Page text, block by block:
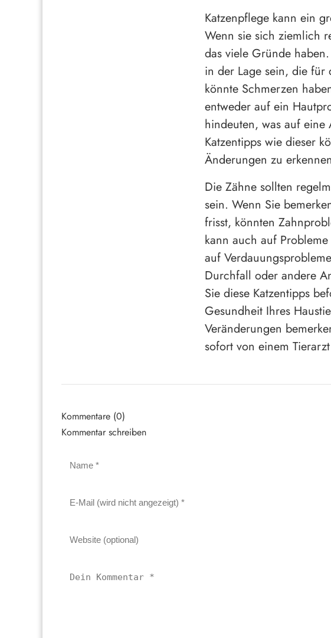
Katzenpflege kann ein
Wenn sie sich ziemlich
das viele Gründe
in der Lage sein, die für
könnte Schmerzen
entweder auf ein
hindeuten, was auf eine
Katzentipps wie dieser
Änderungen zu
Die Zähne sollten
sein. Wenn Sie
frisst, könnten
kann auch auf
auf
Durchfall oder andere
Sie diese Katzentipps
Gesundheit Ihres
Veränderungen
sofort von einem
Kommentare (0)
Kommentar schreiben